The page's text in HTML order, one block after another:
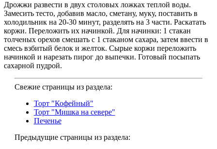
Дрожжи развести в двух столовых лож­ках теплой воды.
Замесить тесто, добавив масло, сметану, муку, поставить в
холодиль­ник на 20-30 минут, разделять на 3 части. Рас­катать
коржи. Переложить их начинкой. Для начинки: 1 стакан
толченых орехов смешать с 1 стаканом сахара, затем ввести в
смесь взбитый белок и желток. Сырые коржи переложить
начинкой и нарезать пирог до выпечки. Готовый посыпать
сахарной пудрой.
Свежие страницы из раздела:
Торт "Кофейный"
Торт "Мишка на севере"
Печенье
Предыдущие страницы из раздела: